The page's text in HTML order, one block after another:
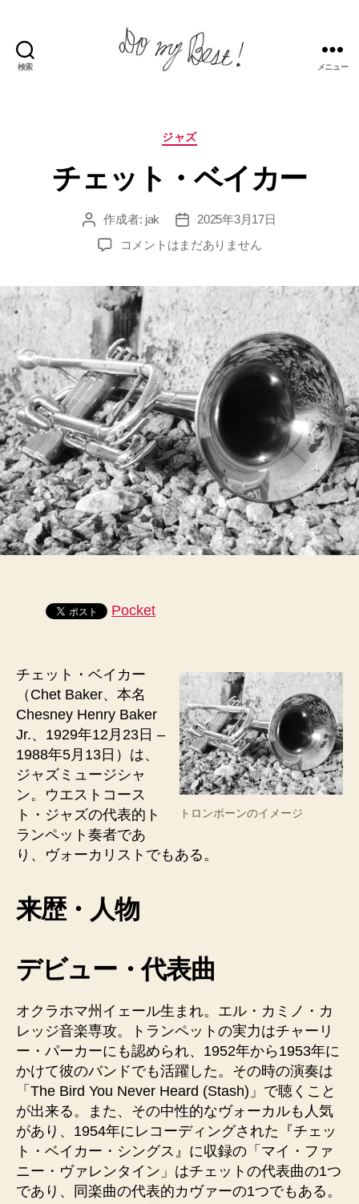
検索 メニュー
カ
ジャズ
チェット・ベイカー
投
稿
作成者: jak
投
稿
日
2025年3月17日
チ
ト・
ベ
イ
カ
ー
へ
の
コメントはまだありません
Pocket
トロンボーンのイメージ
チェット・ベイカー
（Chet Baker、本名
Chesney Henry Baker
Jr.、1929年12月23日 –
1988年5月13日）は、
ジャズミュージシャ
ン。ウエストコース
ト・ジャズの代表的ト
ランペット奏者であ
り、ヴォーカリストでもある。
来歴・人物
デビュー・代表曲
オクラホマ州イェール生まれ。エル・カミノ・カ
レッジ音楽専攻。トランペットの実力はチャーリ
ー・パーカーにも認められ、1952年から1953年に
かけて彼のバンドでも活躍した。その時の演奏は
「The Bird You Never Heard (Stash)」で聴くこと
が出来る。また、その中性的なヴォーカルも人気
があり、1954年にレコーディングされた『チェッ
ト・ベイカー・シングス』に収録の「マイ・ファ
ニー・ヴァレンタイン」はチェットの代表曲の1つ
であり、同楽曲の代表的カヴァーの1つでもある。